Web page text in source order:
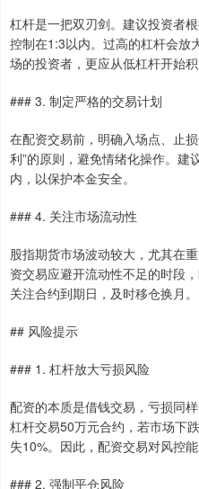
杠杆是一把双刃剑。建议投资者
控制在1:3以内。过高的杠杆会放
场的投资者，更应从低杠杆开始积
### 3. 制定严格的交易计划
在配资交易前，明确入场点、止
利”的原则，避免情绪化操作。建
内，以保护本金安全。
### 4. 关注市场流动性
股指期货市场波动较大，尤其在
资交易应避开流动性不足的时段
关注合约到期日，及时移仓换月。
## 风险提示
### 1. 杠杆放大亏损风险
配资的本质是借钱交易，亏损同
杠杆交易50万元合约，若市场下
失10%。因此，配资交易对风控能
### 2. 强制平仓风险